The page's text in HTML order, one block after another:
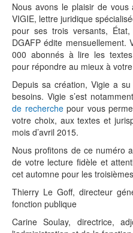
Nous avons le plaisir de
VIGIE, lettre juridique
pour ses trois versants,
DGAFP édite mensuellement.
000 abonnés à lire les
pour répondre au mieux à
Depuis sa création, Vigie a
besoins. Vigie s’est
de recherchepour vous
votre choix, aux textes et
mois d’avril 2015.
Nous profitons de ce numéro
de votre lecture fidèle et
cet automne pour les
Thierry Le Goff, directeur
fonction publique
Carine Soulay, directrice,